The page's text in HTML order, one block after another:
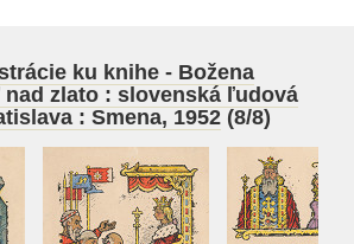
ku knihe - Božena
nad zlato : slovenská ľudová
: Smena, 1952 (8/8)